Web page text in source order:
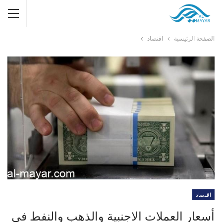
الصفحة الرئيسية اقتصاد
اقتصاد
أسعار العملات الاجنبية والذهب والنفط في